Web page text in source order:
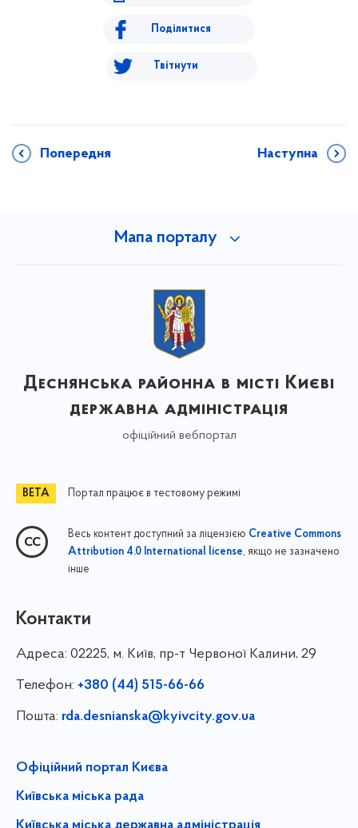
Поділитися
Твітнути
Попередня Наступна
Мапа порталу
Деснянська районна в місті Києві
державна адміністрація
офіційний вебпортал
Портал працює в тестовому режимі
Весь контент доступний за ліцензією Creative Commons
Attribution 4.0 International license, якщо не зазначено
інше
Контакти
Адреса: 02225, м. Київ, пр-т Червоної Калини, 29
Телефон: +380 (44) 515-66-66
Пошта: rda.desnianska@kyivcity.gov.ua
Офіційний портал Києва
Київська міська рада